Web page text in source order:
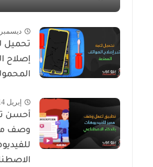
ديسمبر 14, 2025
تحميل
إصلاح
إبريل 14, 2026
أحسن
وصف